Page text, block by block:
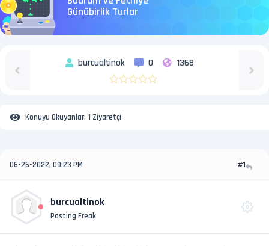
Günübirlik Turlar
burcualtinok 0 1368
Konuyu Okuyanlar: 1 Ziyaretçi
06-26-2022, 09:23 PM #1
burcualtinok
Posting Freak